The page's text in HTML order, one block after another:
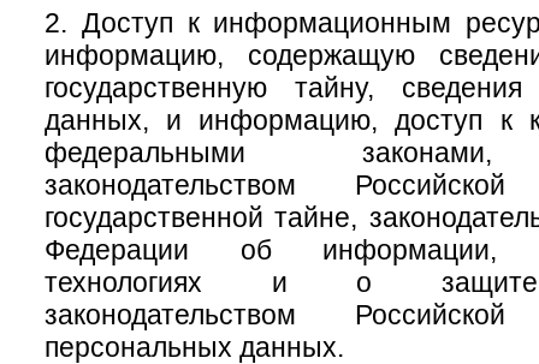
2. Доступ к информационным
информацию, содержащую
государственную тайну,
данных, и информацию, доступ к
федеральными законами,
законодательством
государственной тайне,
Федерации об информации,
технологиях и о защите
законодательством
персональных данных.